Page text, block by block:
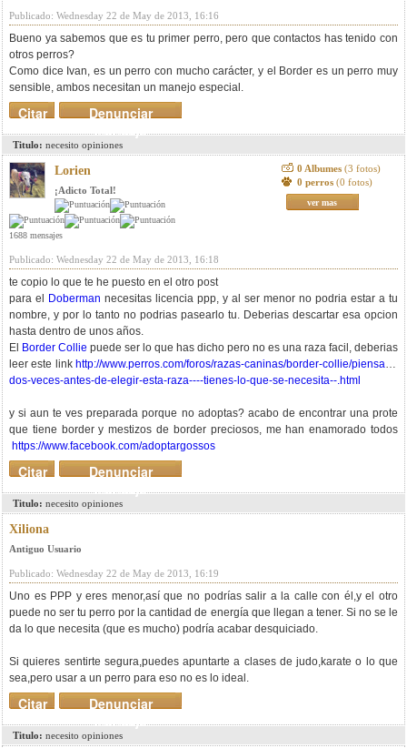
Publicado: Wednesday 22 de May de 2013, 16:16
Bueno ya sabemos que es tu primer perro, pero que contactos has tenido con
otros perros?
Como dice Ivan, es un perro con mucho carácter, y el Border es un perro muy
sensible, ambos necesitan un manejo especial.
Denunciar
mensaje
Citar
Titulo: necesito opiniones
Lorien
¡Adicto Total!
1688 mensajes
0 Albumes (3 fotos)
0 perros (0 fotos)
ver mas
Publicado: Wednesday 22 de May de 2013, 16:18
te copio lo que te he puesto en el otro post
para el
Doberman necesitas licencia ppp, y al ser menor no podria estar a tu
nombre, y por lo tanto no podrias pasearlo tu. Deberias descartar esa opcion
hasta dentro de unos años.
El Border Collie puede ser lo que has dicho pero no es una raza facil, deberias
leer este linkhttp://www.perros.com/foros/razas-caninas/border-collie/piensalo-
dos-veces-antes-de-elegir-esta-raza----tienes-lo-que-se-necesita--.html
y si aun te ves preparada porque no adoptas? acabo de encontrar una prote
que tiene border y mestizos de border preciosos, me han enamorado todos
https://www.facebook.com/adoptargossos
Denunciar
mensaje
Citar
Titulo: necesito opiniones
Xiliona
Antiguo Usuario
Publicado: Wednesday 22 de May de 2013, 16:19
Uno es PPP y eres menor,así que no podrías salir a la calle con él,y el otro
puede no ser tu perro por la cantidad de energía que llegan a tener. Si no se le
da lo que necesita (que es mucho) podría acabar desquiciado.
Si quieres sentirte segura,puedes apuntarte a clases de judo,karate o lo que
sea,pero usar a un perro para eso no es lo ideal.
Denunciar
mensaje
Citar
Titulo: necesito opiniones